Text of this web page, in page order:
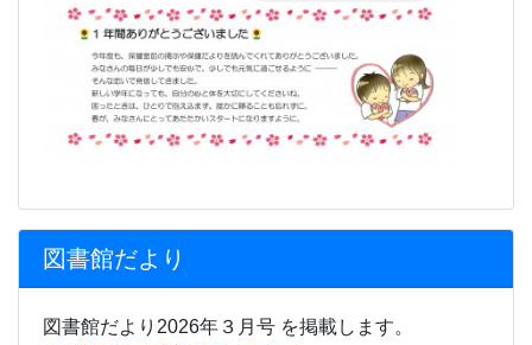
図書館だより
図書館だより2026年３月号 を掲載します。